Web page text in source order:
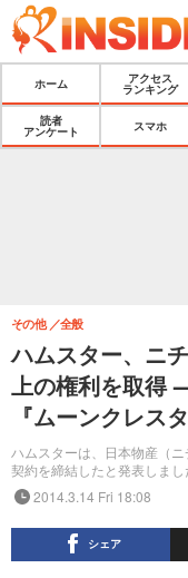
ホーム
アクセス
ランキング
読者
アンケート
スマホ
ハムスター、ニ
上の権利を取得
『ムーンクレス
ハムスターは、日本物産（
契約を締結したと発表しまし
その他 全般
2014.3.14 Fri 18:08
シェア